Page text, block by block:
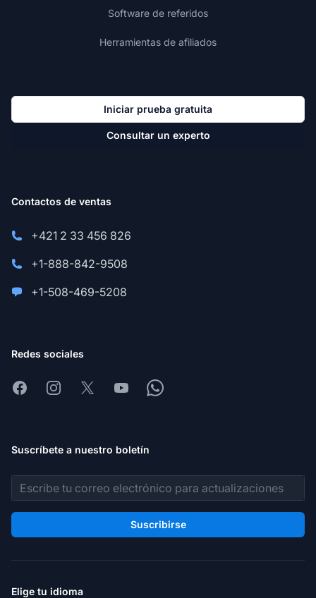
Software de referidos
Herramientas de afiliados
Iniciar prueba gratuita
Consultar un experto
Contactos de ventas
+421 2 33 456 826
+1-888-842-9508
+1-508-469-5208
Redes sociales
FacebookInstagram
X YoutubeWhatsapp
Suscríbete a nuestro boletín
Dirección de correo electrónico
Suscribirse
Elige tu idioma